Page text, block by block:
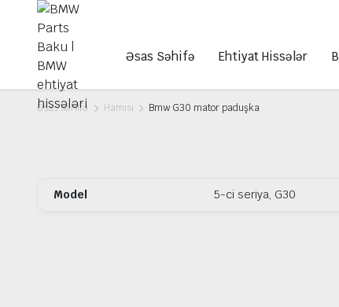
Əsas Səhifə Ehtiyat Hissələr
Əsas səhifə Hamısı Bmw G30 mator paduşka
Model 5-ci seriya, G30